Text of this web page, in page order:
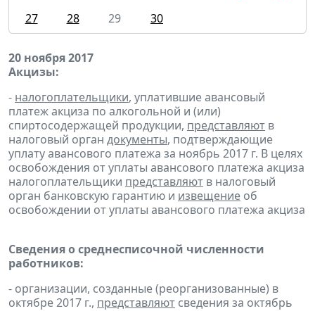
27
28 29 30
20 ноября 2017
Акцизы:
- налогоплательщики, уплатившие авансовый
платеж акциза по алкогольной и (или)
спиртосодержащей продукции, представляют в
налоговый орган документы, подтверждающие
уплату авансового платежа за ноябрь 2017 г. В целях
освобождения от уплаты авансового платежа акциза
налогоплательщики представляют в налоговый
орган банковскую гарантию и извещение об
освобождении от уплаты авансового платежа акциза
Сведения о среднесписочной численности
работников:
- организации, созданные (реорганизованные) в
октябре 2017 г., представляют сведения за октябрь